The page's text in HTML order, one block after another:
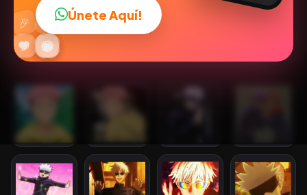
@Itadori ID:
30stickers Anime Expresiones
😎
😂
🔥
💬
❤️ ✨
🤩
😜
🎉 👍 Únete Aquí!